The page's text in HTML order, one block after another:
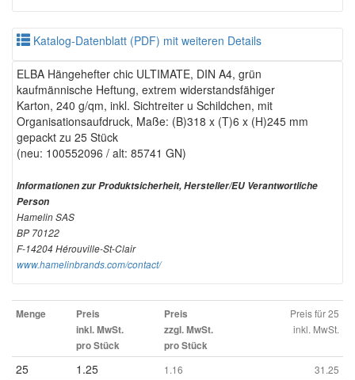
Katalog-Datenblatt (PDF) mit weiteren Details
ELBA Hängehefter chic ULTIMATE, DIN A4, grün
kaufmännische Heftung, extrem widerstandsfähiger
Karton, 240 g/qm, inkl. Sichtreiter u Schildchen, mit
Organisationsaufdruck, Maße: (B)318 x (T)6 x (H)245 mm
gepackt zu 25 Stück
(neu: 100552096 / alt: 85741 GN)
Informationen zur Produktsicherheit, Hersteller/EU Verantwortliche
Person
Hamelin SAS
BP 70122
F-14204 Hérouville-St-Clair
www.hamelinbrands.com/contact/
Menge
Preis
inkl. MwSt.
pro Stück
Preis
zzgl. MwSt.
pro Stück
Preis für 25
inkl. MwSt.
25 1.25 1.16 31.25